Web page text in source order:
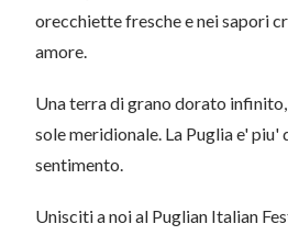
orecchiette fresche e nei sapori
amore.
Una terra di grano dorato
sole meridionale. La Puglia e' piu'
sentimento.
Unisciti a noi al Puglian Italian